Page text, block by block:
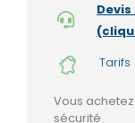
Tarifs
Vous
sécurité